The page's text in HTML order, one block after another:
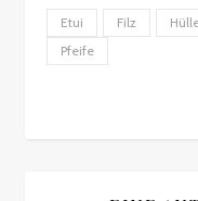
Etui Filz
Pfeife